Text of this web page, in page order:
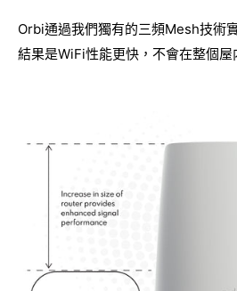
Orbi通過我們獨有的三頻Mesh技術
結果是WiFi性能更快，不會在整個屋